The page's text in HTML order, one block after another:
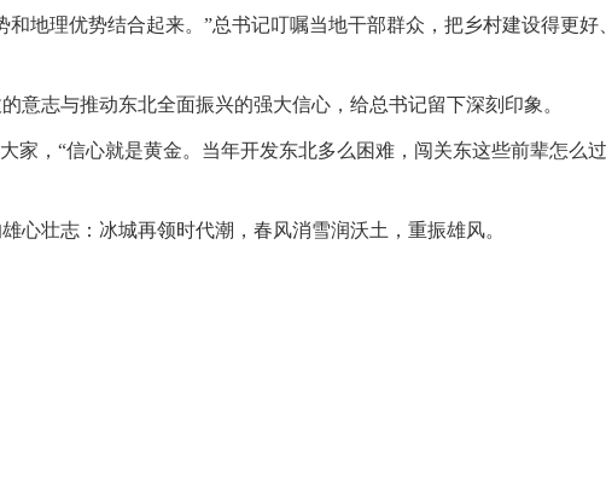
地理优势结合起来。”总书记叮嘱当地干部群众，把乡村建设得更
意志与推动东北全面振兴的强大信心，给总书记留下深刻印象。
家，“信心就是黄金。当年开发东北多么困难，闯关东这些前辈怎么
心壮志：冰城再领时代潮，春风消雪润沃土，重振雄风。